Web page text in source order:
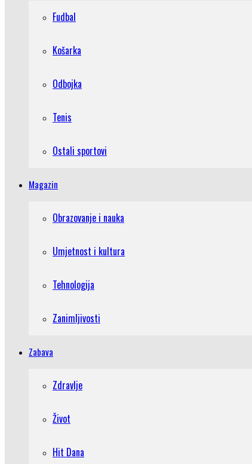
Fudbal
Košarka
Odbojka
Tenis
Ostali sportovi
Magazin
Obrazovanje i nauka
Umjetnost i kultura
Tehnologija
Zanimljivosti
Zabava
Zdravlje
Život
Hit Dana